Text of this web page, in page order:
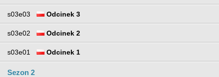
s03e03 Odcinek 3
s03e02 Odcinek 2
s03e01 Odcinek 1
Sezon 2